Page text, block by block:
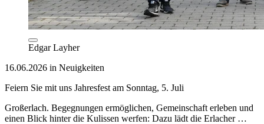
Edgar Layher
16.06.2026 in Neuigkeiten
Feiern Sie mit uns Jahresfest am Sonntag, 5. Juli
Großerlach. Begegnungen ermöglichen, Gemeinschaft erleben und
einen Blick hinter die Kulissen werfen: Dazu lädt die Erlacher …